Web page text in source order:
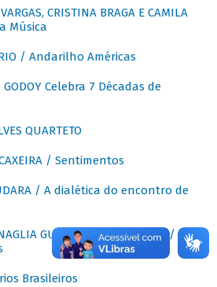
CRISTINA BRAGA E CAMILA
Música
/ Andarilho Américas
GODOY Celebra 7 Décadas de
QUARTETO
/ Sentimentos
/ A dialética do encontro de
GUITAR QUARTET (QGQ) /
Brasileiros